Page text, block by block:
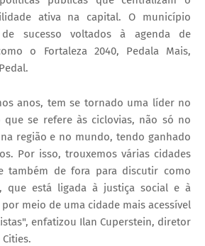
ativa na capital. O município
sucesso voltados à agenda de
o Fortaleza 2040, Pedala Mais,
anos, tem se tornado uma líder no
se refere às ciclovias, não só no
região e no mundo, tendo ganhado
Por isso, trouxemos várias cidades
também de fora para discutir como
que está ligada à justiça social e à
meio de uma cidade mais acessível
enfatizou Ilan Cuperstein, diretor